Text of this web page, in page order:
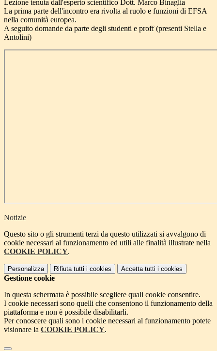
Lezione tenuta dall'esperto scientifico Dott. Marco Binaglia
La prima parte dell'incontro era rivolta al ruolo e funzioni di EFSA
nella comunità europea.
A seguito domande da parte degli studenti e proff (presenti Stella e
Antolini)
Notizie
Questo sito o gli strumenti terzi da questo utilizzati si avvalgono di
cookie necessari al funzionamento ed utili alle finalità illustrate nella
COOKIE POLICY.
Personalizza Rifiuta tutti i cookies Accetta tutti i cookies
Gestione cookie
In questa schermata è possibile scegliere quali cookie consentire.
I cookie necessari sono quelli che consentono il funzionamento della
piattaforma e non è possibile disabilitarli.
Per conoscere quali sono i cookie necessari al funzionamento potete
visionare la COOKIE POLICY.